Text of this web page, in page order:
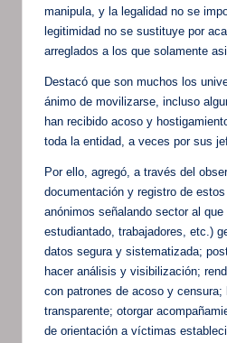
manipula, y la legalidad no se
legitimidad no se sustituye por
arreglados a los que solamente
Destacó que son muchos los
ánimo de movilizarse, incluso
han recibido acoso y
toda la entidad, a veces por sus
Por ello, agregó, a través del
documentación y registro de
anónimos señalando sector al
estudiantado, trabajadores, etc.)
datos segura y sistematizada;
hacer análisis y visibilización;
con patrones de acoso y
transparente; otorgar
de orientación a víctimas